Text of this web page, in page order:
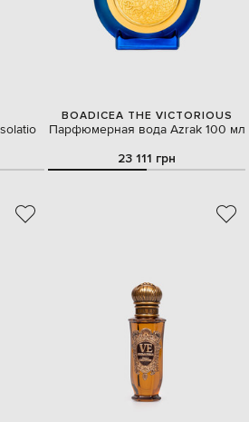
BOADICEA THE VICTORIOUS
Парфюмерная вода Azrak 100 мл
23 111 грн